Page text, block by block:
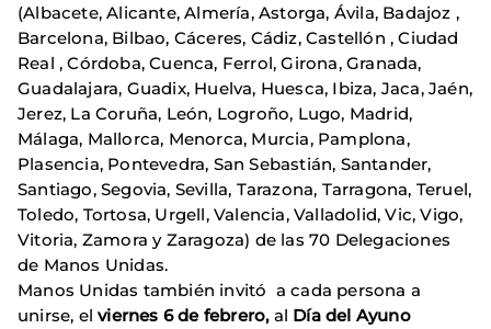
(Albacete, Alicante, Almería, Astorga, Ávila, Badajoz ,
Barcelona, Bilbao, Cáceres, Cádiz, Castellón , Ciudad
Real , Córdoba, Cuenca, Ferrol, Girona, Granada,
Guadalajara, Guadix, Huelva, Huesca, Ibiza, Jaca, Jaén,
Jerez, La Coruña, León, Logroño, Lugo, Madrid,
Málaga, Mallorca, Menorca, Murcia, Pamplona,
Plasencia, Pontevedra, San Sebastián, Santander,
Santiago, Segovia, Sevilla, Tarazona, Tarragona, Teruel,
Toledo, Tortosa, Urgell, Valencia, Valladolid, Vic, Vigo,
Vitoria, Zamora y Zaragoza) de las 70 Delegaciones
de Manos Unidas.
Manos Unidas también invitó a cada persona a
unirse, elviernes 6 de febrero,al Día del Ayuno